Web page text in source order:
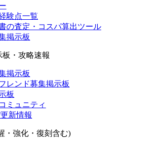
験点一覧
の査定・コスパ算出ツール
掲示板
・攻略速報
掲示板
レンド募集掲示板
板
ミュニティ
新情報
・強化・復刻含む)